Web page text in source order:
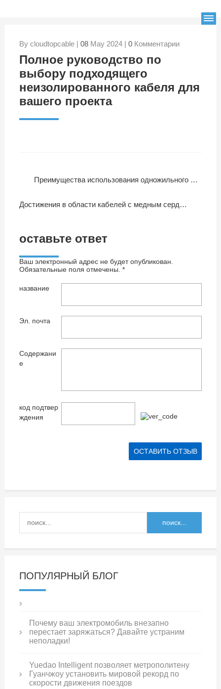
By cloudtopcable | 08May 2024 | 0Комментарии
Полное руководство по
выбору подходящего
неизолированного кабеля для
вашего проекта
Преимущества использования одножильного медного гибкого кабеля без оболочки
Достижения в области кабелей с медным сердечником и тефлоновой изоляцией
оставьте ответ
Ваш электронный адрес не будет опубликован.
Обязательные поля отмечены. *
название
Эл. почта
Содержани
е
код подтвер
ждения
ПОПУЛЯРНЫЙ БЛОГ
Почему ваш электромобиль внезапно
перестает заряжаться? Давайте устраним
неполадки!
Yuedao Intelligent позволяет метрополитену
Гуанчжоу установить мировой рекорд по
скорости движения поездов